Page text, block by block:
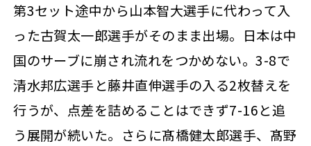
第3セット途中から山本智大選手に代わって入
った古賀太一郎選手がそのまま出場。日本は中
国のサーブに崩され流れをつかめない。3-8で
清水邦広選手と藤井直伸選手の入る2枚替えを
行うが、点差を詰めることはできず7-16と追
う展開が続いた。さらに髙橋健太郎選手、髙野